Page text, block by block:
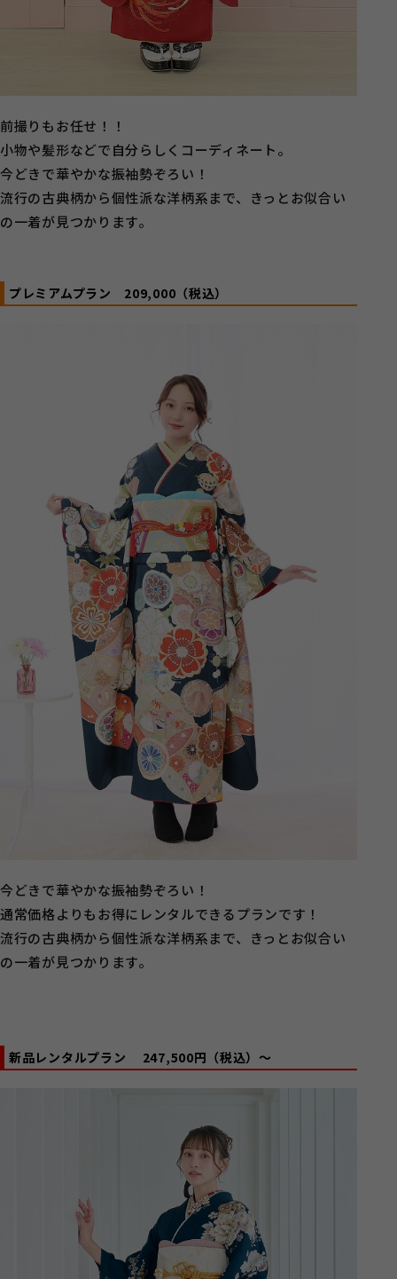
前撮りもお任せ！！
小物や髪形などで自分らしくコーディネート。
今どきで華やかな振袖勢ぞろい！
流行の古典柄から個性派な洋柄系まで、きっとお似合い
の一着が見つかります。
プレミアムプラン 209,000（税込）
今どきで華やかな振袖勢ぞろい！
通常価格よりもお得にレンタルできるプランです！
流行の古典柄から個性派な洋柄系まで、きっとお似合い
の一着が見つかります。
新品レンタルプラン 247,500円（税込）～